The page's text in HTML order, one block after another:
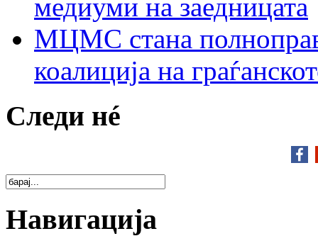
медиуми на заедницата
МЦМС стана
коалиција на
Следи нé
Навигација